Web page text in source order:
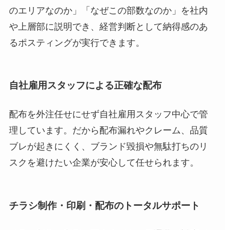
のエリアなのか」「なぜこの部数なのか」を社内
や上層部に説明でき、経営判断として納得感のあ
るポスティングが実行できます。
自社雇用スタッフによる正確な配布
配布を外注任せにせず自社雇用スタッフ中心で管
理しています。だから配布漏れやクレーム、品質
ブレが起きにくく、ブランド毀損や無駄打ちのリ
スクを避けたい企業が安心して任せられます。
チラシ制作・印刷・配布のトータルサポート